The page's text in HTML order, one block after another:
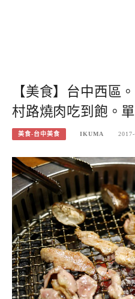
【美食】台中西區
村路燒肉吃到飽。
美食-台中美食 IKUMA